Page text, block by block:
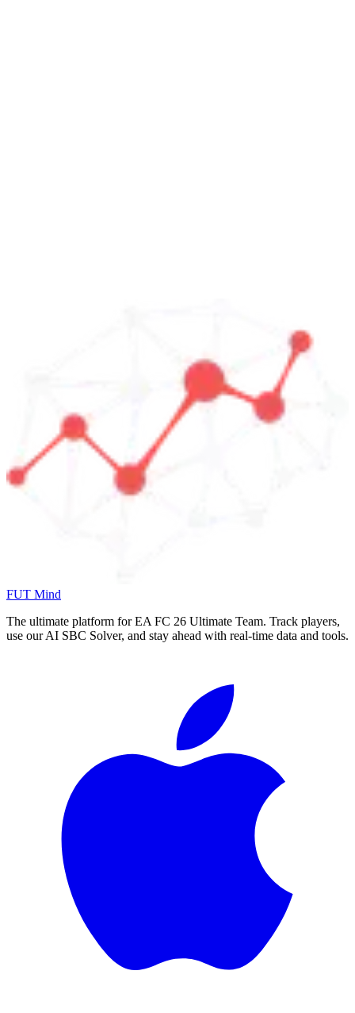
FUT Mind
The ultimate platform for EA FC 26 Ultimate Team. Track players,
use our AI SBC Solver, and stay ahead with real-time data and tools.